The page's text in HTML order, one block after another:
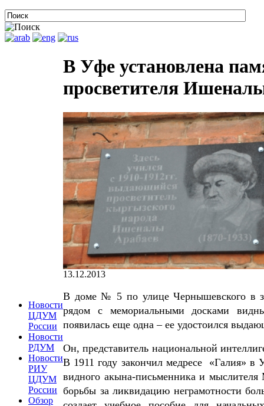
Новости
ЦДУМ
России
Новости
РДУМ
Новости
РИУ
ЦДУМ
России
Обзор
В Уфе установлена
просветителя
13.12.2013
В доме № 5 по улице Чернышевского в
рядом с мемориальными досками
появилась еще одна – ее удостоился
Он, представитель национальной
В 1911 году закончил медресе «Галия»
видного акына-письменника и
борьбы за ликвидацию неграмотности